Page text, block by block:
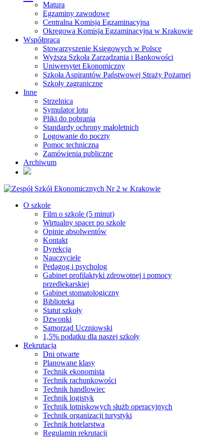
Matura
Egzaminy zawodowe
Centralna Komisja Egzaminacyjna
Okręgowa Komisja Egzaminacyjna w Krakowie
Współpraca
Stowarzyszenie Księgowych w Polsce
Wyższa Szkoła Zarządzania i Bankowości
Uniwersytet Ekonomiczny
Szkoła Aspirantów Państwowej Straży Pożarnej
Szkoły zagraniczne
Inne
Strzelnica
Symulator lotu
Pliki do pobrania
Standardy ochrony małoletnich
Logowanie do poczty
Pomoc techniczna
Zamówienia publiczne
Archiwum
O szkole
Film o szkole (5 minut)
Wirtualny spacer po szkole
Opinie absolwentów
Kontakt
Dyrekcja
Nauczyciele
Pedagog i psycholog
Gabinet profilaktyki zdrowotnej i pomocy
przedlekarskiej
Gabinet stomatologiczny
Biblioteka
Statut szkoły
Dzwonki
Samorząd Uczniowski
1,5% podatku dla naszej szkoły
Rekrutacja
Dni otwarte
Planowane klasy
Technik ekonomista
Technik rachunkowości
Technik handlowiec
Technik logistyk
Technik lotniskowych służb operacyjnych
Technik organizacji turystyki
Technik hotelarstwa
Regulamin rekrutacji